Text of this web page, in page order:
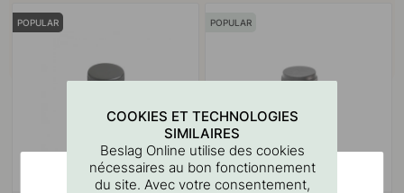
POPULAR POPULAR
COOKIES ET TECHNOLOGIES
SIMILAIRES
Beslag Online utilise des cookies
nécessaires au bon fonctionnement
du site. Avec votre consentement,